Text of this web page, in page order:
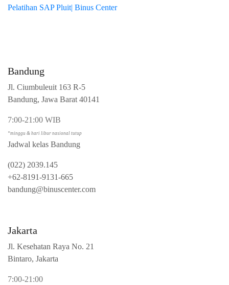
Pelatihan SAP Pluit| Binus Center
Bandung
Jl. Ciumbuleuit 163 R-5
Bandung, Jawa Barat 40141
7:00-21:00 WIB
*minggu & hari libur nasional tutup
Jadwal kelas Bandung
(022) 2039.145
+62-8191-9131-665
bandung@binuscenter.com
Jakarta
Jl. Kesehatan Raya No. 21
Bintaro, Jakarta
7:00-21:00